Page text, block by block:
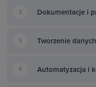
2 Dokumentacje i
3 Tworzenie
4 Automatyzacja i